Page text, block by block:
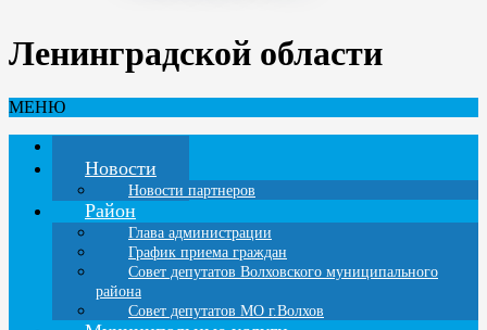
Ленинградской области
МЕНЮ
Новости
Новости партнеров
Район
Глава администрации
График приема граждан
Совет депутатов Волховского муниципального
района
Совет депутатов МО г.Волхов